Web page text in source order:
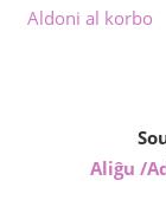
Aldoni al korbo
Aliĝu /